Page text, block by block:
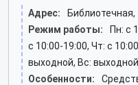
Адрес:
Библиотечная,
Режим работы:
Пн: c
c 10:00-19:00, Чт: c
выходной, Вс: выходной
Особенности: